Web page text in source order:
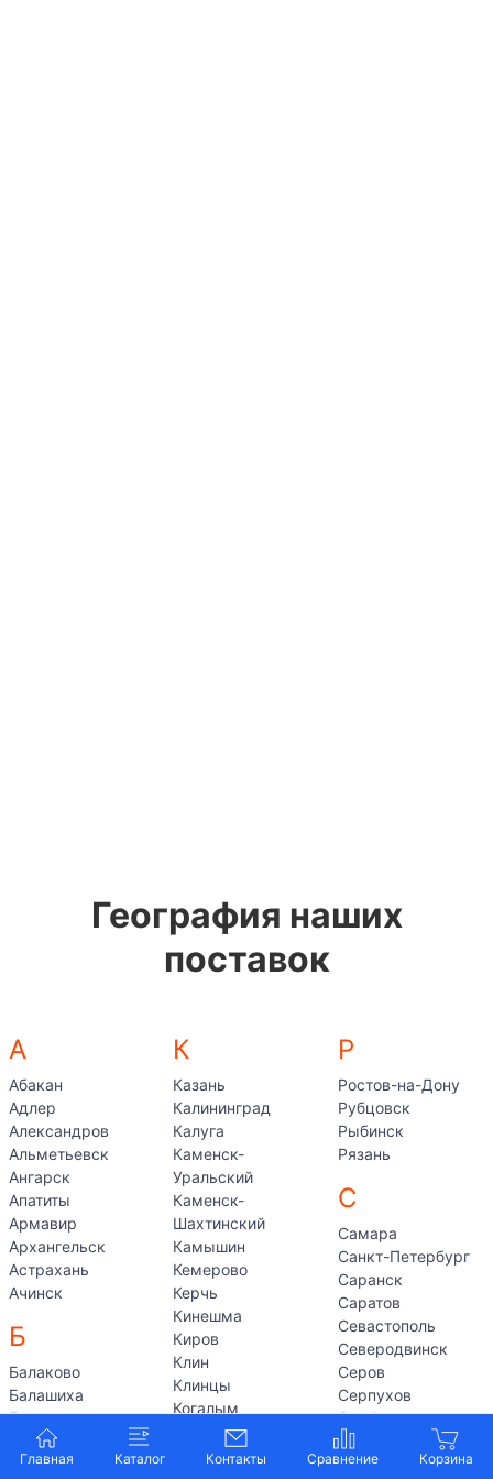
Главная Каталог Контакты
География наших
поставок
А
Абакан
Адлер
Александров
Альметьевск
Ангарск
Апатиты
Армавир
Архангельск
Астрахань
Ачинск
Б
Балаково
Балашиха
Барнаул
Белгород
Березники
К
Казань
Калининград
Калуга
Каменск-
Уральский
Каменск-
Шахтинский
Камышин
Кемерово
Керчь
Кинешма
Киров
Клин
Клинцы
Когалым
Коломна
Комсомольск-на-
Р
Ростов-на-Дону
Рубцовск
Рыбинск
Рязань
С
Самара
Санкт-Петербург
Саранск
Саратов
Севастополь
Северодвинск
Серов
Серпухов
Симферополь
Смоленск
Солнечногорск